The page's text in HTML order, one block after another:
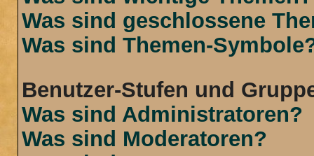
Was sind geschlossene
Was sind Themen-
Benutzer-Stufen und
Was sind Administratoren?
Was sind Moderatoren?